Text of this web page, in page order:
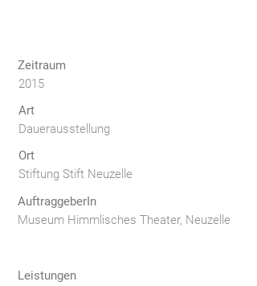
Zeitraum
2015
Art
Dauerausstellung
Ort
Stiftung Stift Neuzelle
AuftraggeberIn
Museum Himmlisches Theater, Neuzelle
Leistungen